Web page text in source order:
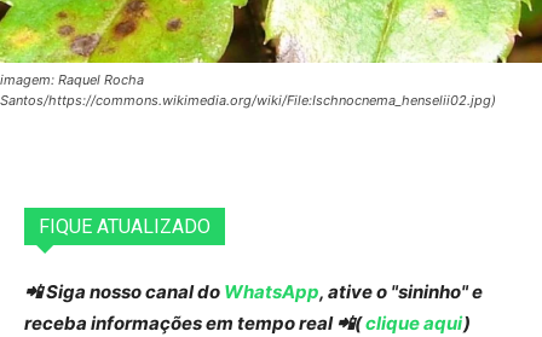
imagem: Raquel Rocha
Santos/https://commons.wikimedia.org/wiki/File:Ischnocnema_henselii02.jpg)
FIQUE ATUALIZADO
📲 Siga nosso canal do WhatsApp, ative o "sininho" e
receba informações em tempo real 📲(clique aqui)